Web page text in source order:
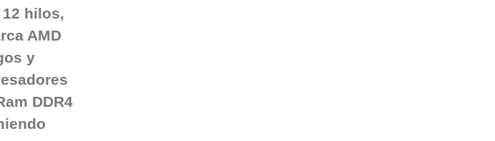
12 hilos,
AMD
y
DDR4